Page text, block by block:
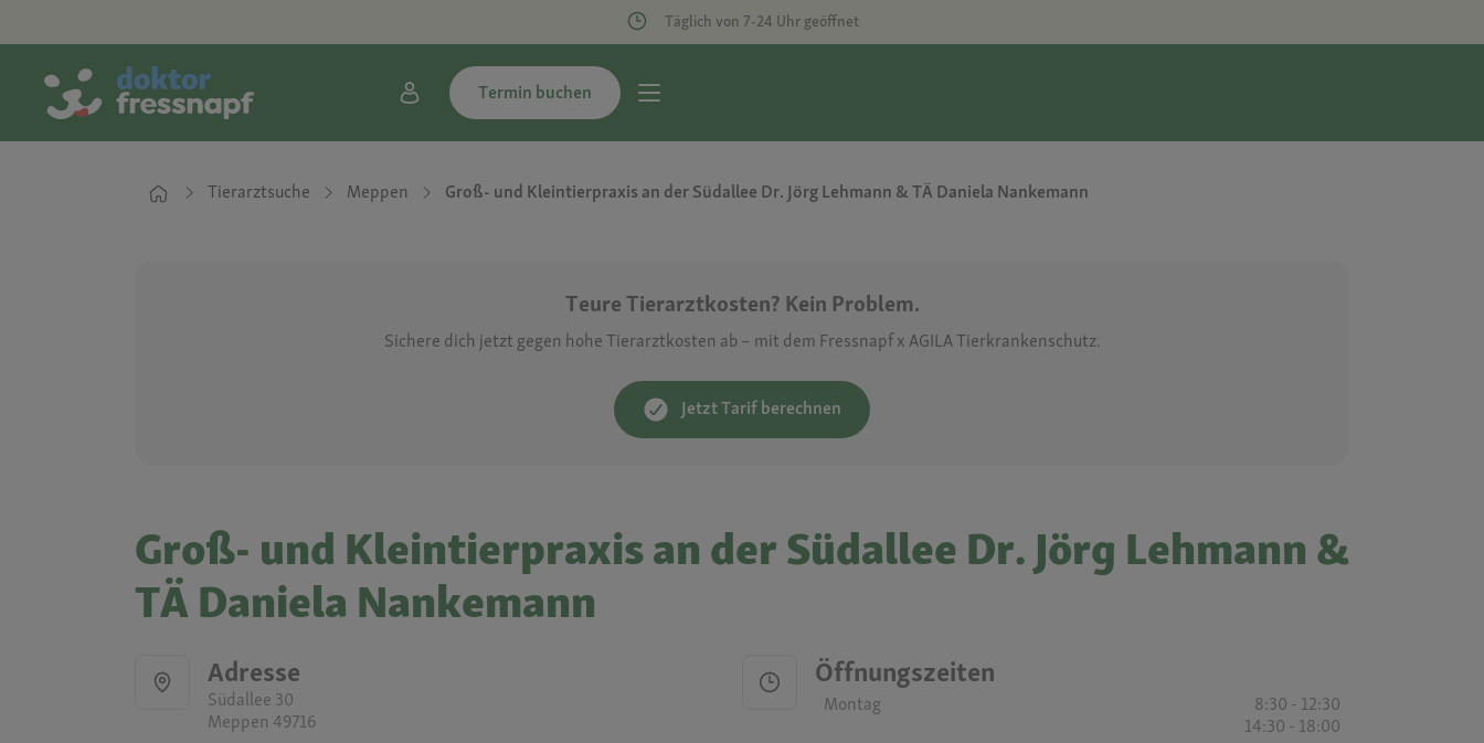
Täglich von 7-24 Uhr geöffnet
Termin buchen
Tierarztsuche Meppen Groß- und Kleintierpraxis an der Südallee Dr. Jörg Lehmann & TÄ Daniela Nankemann
Teure Tierarztkosten? Kein Problem.
Sichere dich jetzt gegen hohe Tierarztkosten ab – mit dem Fressnapf x AGILA Tierkrankenschutz.
Jetzt Tarif berechnen
Groß- und Kleintierpraxis an der Südallee Dr. Jörg Lehmann &
TÄ Daniela Nankemann
Adresse
Südallee 30
Meppen 49716
Öffnungszeiten
Montag
8:30 - 12:30
14:30 - 18:00